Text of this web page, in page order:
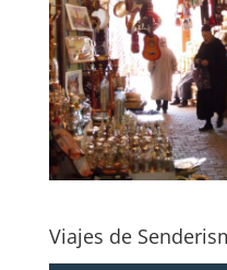
Viajes de